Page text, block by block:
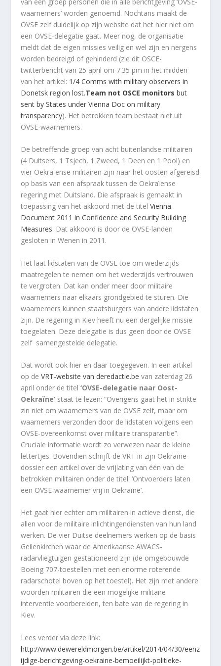
waarnemers’ worden genoemd. Nochtans maakt de
OVSE zelf duidelijk op zijn website dat het hier niet om
een OVSE-delegatie gaat. Meer nog, de organisatie
meldt dat de eigen missies veilig en wel zijn en nergens
worden bedreigd of gehinderd (zie dit OSCE-
twitterbericht van 25 april om 7.35 pm in het midden
van het artikel: 1/4 Comms with military observers in
Donetsk region lost.Team not OSCE monitors but
sent by States under Vienna Doc on military
transparency). Het betrokken team bestaat niet uit
OVSE-waarnemers.
De betreffende groep van acht buitenlandse militairen
(4 Duitsers, 1 Tsjech, 1 Zweed, 1 Deen en 1 Pool) en
vier Oekraïense militairen zijn naar het oosten afgereisd
op basis van een afspraak tussen de Oekraïense
regering met Duitsland. Die afspraak is gemaakt in
toepassing van het akkoord met de titelVienna
Document 2011 in Confidence and Security Building
Measures. Dat akkoord is door de OVSE-landen
gesloten in Wenen in 2011.
Het laat lidstaten van de OVSE toe om wederzijds
maatregelen te nemen om het wederzijds vertrouwen
te vergroten. Dat kan onder meer door militaire
waarnemers naar elkaars grondgebied te sturen. Die
waarnemers kunnen staatsburgers van andere lidstaten
zijn. De regering in Kiev heeft nu een dergelijke missie
toegelaten. Deze delegatie is dus geen door de OVSE
zelf samengestelde delegatie.
Dat wordt ook hier en daar toegegeven. In een artikel
op deVRT-website van deredactie.be van zaterdag 26
april onder de titel‘OVSE-delegatie naar Oost-
Oekraïne’ staat te lezen: “Overigens gaat het in strikte
zin niet om waarnemers van de OVSE zelf, maar om
waarnemers verzonden door de lidstaten volgens een
OVSE-overeenkomst over militaire transparantie”.
Cruciale informatie wordt zo verwezen naar de kleine
lettertjes. Bovendien schrijft de VRT in zijn Oekraïne-
dossier een artikel over de vrijlating van één van de
betrokken militairen onder de titel: ‘Ontvoerders laten
een OVSE-waarnemer vrij in Oekraïne’.
Het gaat hier echter om militairen in actieve dienst, die
allen voor de militaire inlichtingendiensten van hun land
werken. De vier Duitse deelnemers werken op de basis
Geilenkirchen waar de Amerikaanse AWACS-
radarvliegtuigen gestationeerd zijn (de omgebouwde
Boeing 707-toestellen met een enorme roterende
radarschotel boven op het toestel). Het zijn met andere
woorden militairen die een mogelijke militaire
interventie voorbereiden, ten bate van de regering in
Kiev.
Lees verder via deze link:
http://www.dewereldmorgen.be/artikel/2014/04/30/eenz
ijdige-berichtgeving-oekraine-bemoeilijkt-politieke-